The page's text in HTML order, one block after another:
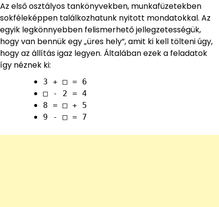
Az első osztályos tankönyvekben, munkafüzetekben
sokféleképpen találkozhatunk nyitott mondatokkal. Az
egyik legkönnyebben felismerhető jellegzetességük,
hogy van bennük egy „üres hely”, amit ki kell tölteni úgy,
hogy az állítás igaz legyen. Általában ezek a feladatok
így néznek ki:
3 + □ = 6
□ - 2 = 4
8 = □ + 5
9 - □ = 7